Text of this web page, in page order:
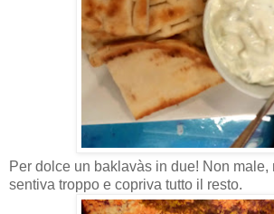
Per dolce un baklavàs in due! Non
sentiva troppo e copriva tutto il resto.